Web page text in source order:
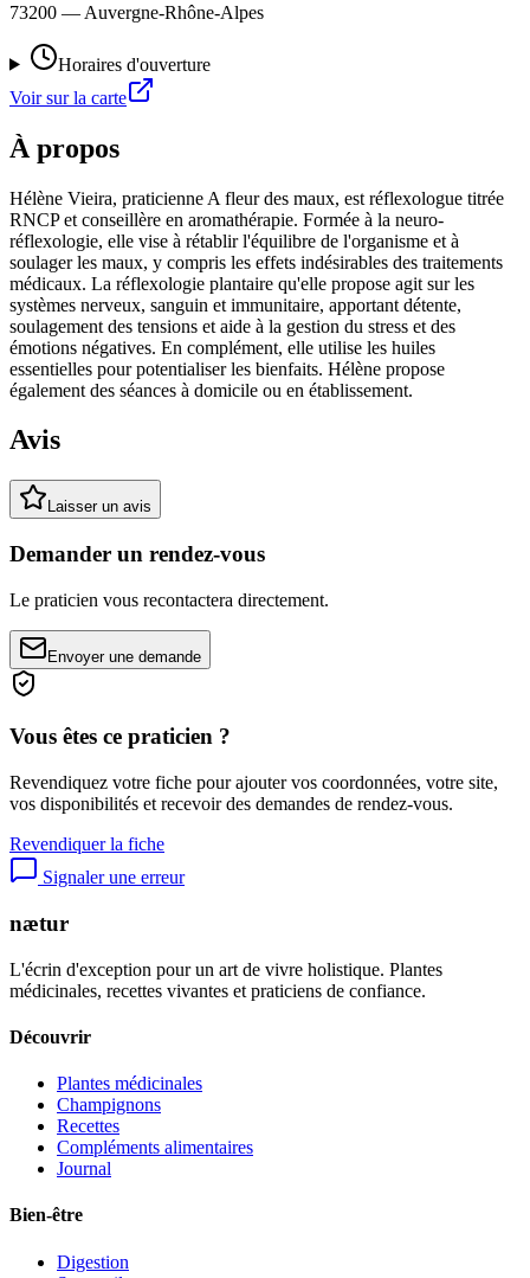
73200 — Auvergne-Rhône-Alpes
Horaires d'ouverture
Voir sur la carte
À propos
Hélène Vieira, praticienne A fleur des maux, est réflexologue titrée
RNCP et conseillère en aromathérapie. Formée à la neuro-
réflexologie, elle vise à rétablir l'équilibre de l'organisme et à
soulager les maux, y compris les effets indésirables des traitements
médicaux. La réflexologie plantaire qu'elle propose agit sur les
systèmes nerveux, sanguin et immunitaire, apportant détente,
soulagement des tensions et aide à la gestion du stress et des
émotions négatives. En complément, elle utilise les huiles
essentielles pour potentialiser les bienfaits. Hélène propose
également des séances à domicile ou en établissement.
Avis
Laisser un avis
Demander un rendez-vous
Le praticien vous recontactera directement.
Envoyer une demande
Vous êtes ce praticien ?
Revendiquez votre fiche pour ajouter vos coordonnées, votre site,
vos disponibilités et recevoir des demandes de rendez-vous.
Revendiquer la fiche
Signaler une erreur
nætur
L'écrin d'exception pour un art de vivre holistique. Plantes
médicinales, recettes vivantes et praticiens de confiance.
Découvrir
Plantes médicinales
Champignons
Recettes
Compléments alimentaires
Journal
Bien-être
Digestion